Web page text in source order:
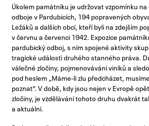
Úkolem památníku je udržovat vzpomínku
odboje v Pardubicích, 194 popravených
Ležáků a dalších obcí, kteří byli na zdejším
v červnu a červenci 1942. Expozice
pardubický odboj, s ním spojené aktivity
tragické události druhého stanného práva.
válečné zločiny, pojmenovávání viníků a
pod heslem „Máme-li zlu předcházet,
poznat“. V době, kdy jsou nejen v Evropě
zločiny, je vzdělávání tohoto druhu dvakrát
a aktuální.